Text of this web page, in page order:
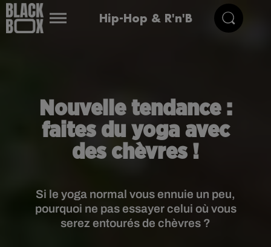
Hip-Hop & R'n'B
Nouvelle tendance :
faites du yoga avec
des chèvres !
Si le yoga normal vous ennuie un peu,
pourquoi ne pas essayer celui où vous
serez entourés de chèvres ?